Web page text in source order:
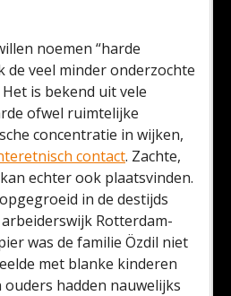
noemen “harde
de veel minder onderzochte
is bekend uit vele
ofwel ruimtelijke
concentratie in wijken,
contact. Zachte,
echter ook plaatsvinden.
in de destijds
Rotterdam-
was de familie Özdil niet
met blanke kinderen
hadden nauwelijks